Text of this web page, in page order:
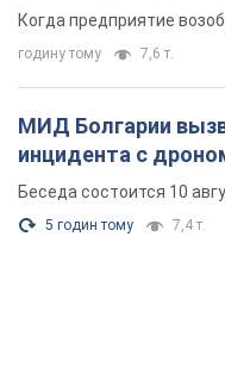
Когда предприятие
годину тому 7,6 т.
МИД Болгарии
инцидента с
Беседа состоится 10
5 годин тому 7,4 т.